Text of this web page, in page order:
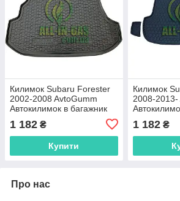
Килимок Subaru Forester
2002-2008 AvtoGumm
Автокилимок в багажник
1 182 ₴
Купити
Килимок
2008-2013-
1 182₴
Про нас